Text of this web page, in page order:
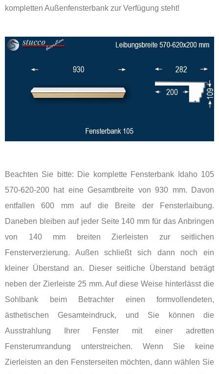
kompletten Außenfensterbank zur Verfügung steht!
Beachten Sie bitte: Die komplette Fensterbank Idaho 105
570-620-200 hat eine Gesamtbreite von 930 mm. Davon
entfallen 600 mm auf die Breite der Fensterlaibung.
Daneben bleiben auf jeder Seite 140 mm für das Anbringen
von 140 mm breiten Zierleisten zur seitlichen
Fensterverzierung. Außen schließt sich dann noch ein
kleiner Überstand an. Dieser seitliche Überstand beträgt
neben der Zierleiste 25 mm. Auf diese Weise hinterlässt die
Sohlbank beim Betrachter einen formvollendeten,
ästhetischen Gesamteindruck, und Sie können die
Ausstrahlung Ihrer Fenster mit einer adretten
Fensterumrandung unterstreichen. Wenn Sie keine
Zierleisten an den Fensterseiten möchten, dann wählen Sie